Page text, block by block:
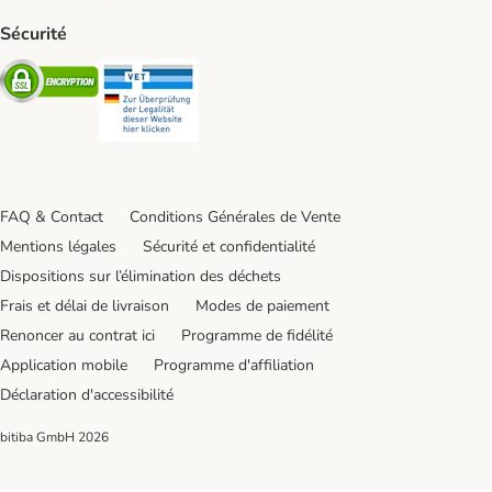
Sécurité
Security
FAQ & Contact
Conditions Générales de Vente
Mentions légales
Sécurité et confidentialité
Dispositions sur l’élimination des déchets
Frais et délai de livraison
Modes de paiement
Renoncer au contrat ici
Programme de fidélité
Application mobile
Programme d'affiliation
Déclaration d'accessibilité
bitiba GmbH 2026